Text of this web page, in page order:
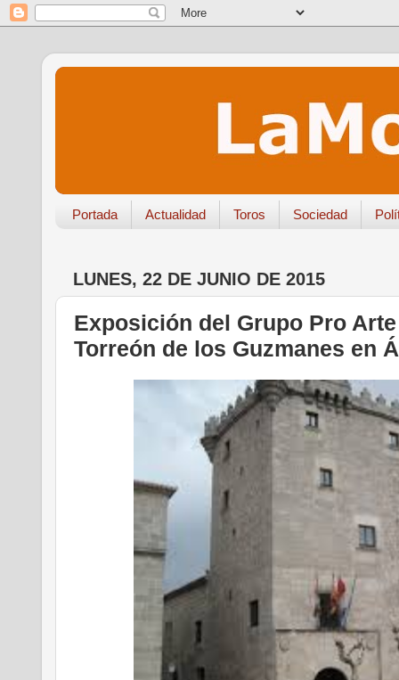
Portada Actualidad Toros Sociedad
LUNES, 22 DE JUNIO DE 2015
Exposición del Grupo Pro
Torreón de los Guzmanes en